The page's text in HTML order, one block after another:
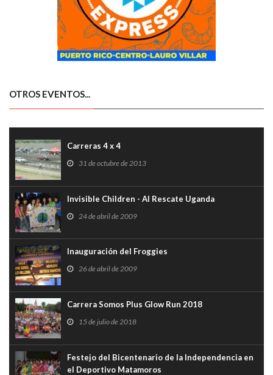
OTROS EVENTOS...
Carreras 4 x 4
31 de octubre de 2013
Invisible Children - Al Rescate Uganda
24 de abril de 2009
Inauguración del Froggies
26 de abril de 2009
Carrera Somos Plus Glow Run 2018
15 de julio de 2018
Festejo del Bicentenario de la Independencia en
el Deportivo Matamoros